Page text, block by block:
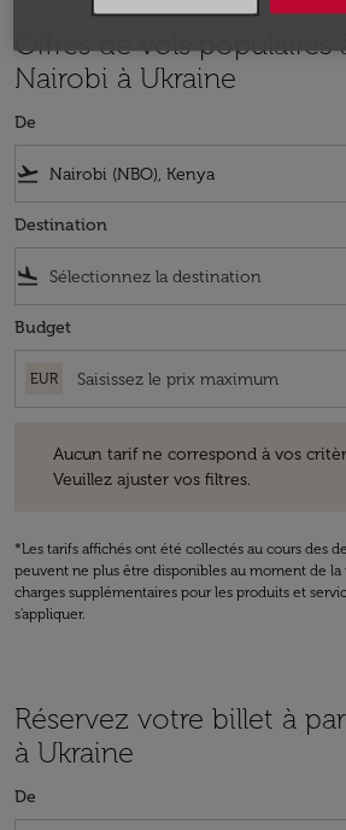
Offres de vols populaires
Nairobi à Ukraine
De
flight_takeoff
Destination
flight_land
Budget
EUR
Aucun tarif ne correspond à vos
Veuillez ajuster vos filtres.
*Les tarifs affichés ont été collectés au cours des
peuvent ne plus être disponibles au moment de la
charges supplémentaires pour les produits et
s'appliquer.
Réservez votre billet à
à Ukraine
De